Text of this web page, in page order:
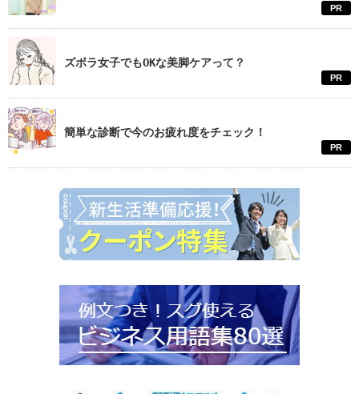
PR
ズボラ女子でもOKな美脚ケアって？
PR
簡単な診断で今のお疲れ度をチェック！
PR